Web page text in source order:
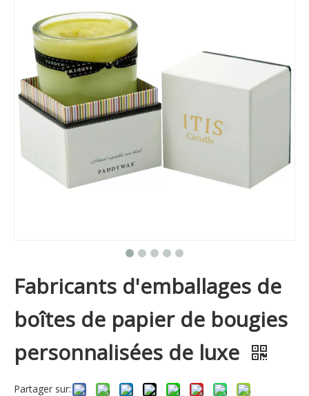
Fabricants d'emballages de
boîtes de papier de bougies
personnalisées de luxe
Partager sur: